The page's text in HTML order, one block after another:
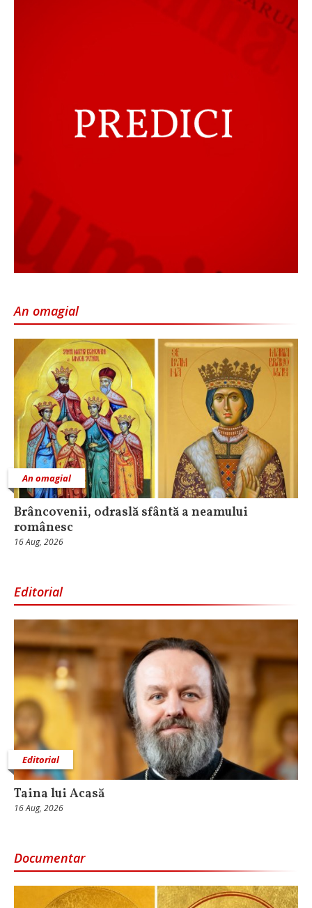
An omagial
An omagial
Brâncovenii, odraslă sfântă a neamului
românesc
16 Aug, 2026
Editorial
Editorial
Taina lui Acasă
16 Aug, 2026
Documentar